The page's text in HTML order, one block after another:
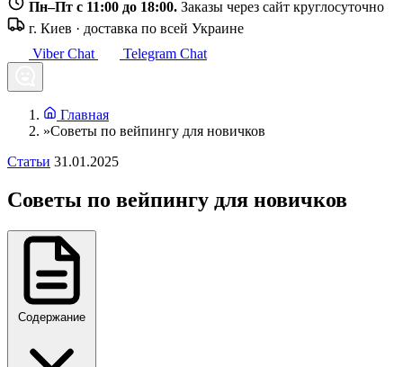
Пн–Пт с 11:00 до 18:00. Заказы через сайт круглосуточно
г. Киев · доставка по всей Украине
Viber Chat
Telegram Chat
Главная
»Советы по вейпингу для новичков
Статьи 31.01.2025
Советы по вейпингу для новичков
Содержание